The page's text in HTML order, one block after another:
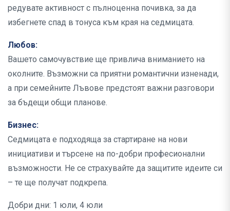
редувате активност с пълноценна почивка, за да
избегнете спад в тонуса към края на седмицата.
Любов:
Вашето самочувствие ще привлича вниманието на
околните. Възможни са приятни романтични изненади,
а при семейните Лъвове предстоят важни разговори
за бъдещи общи планове.
Бизнес:
Седмицата е подходяща за стартиране на нови
инициативи и търсене на по-добри професионални
възможности. Не се страхувайте да защитите идеите си
– те ще получат подкрепа.
Добри дни: 1 юли, 4 юли